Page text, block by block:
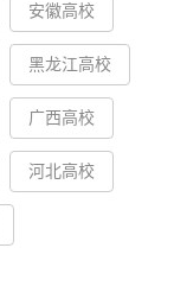
安徽高校
黑龙江高校
广西高校
河北高校